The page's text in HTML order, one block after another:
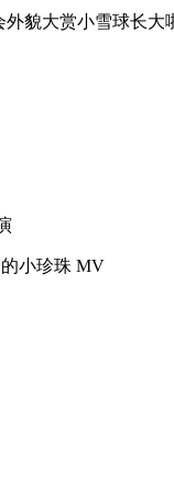
外貌大赏小雪球长大
的小珍珠 MV